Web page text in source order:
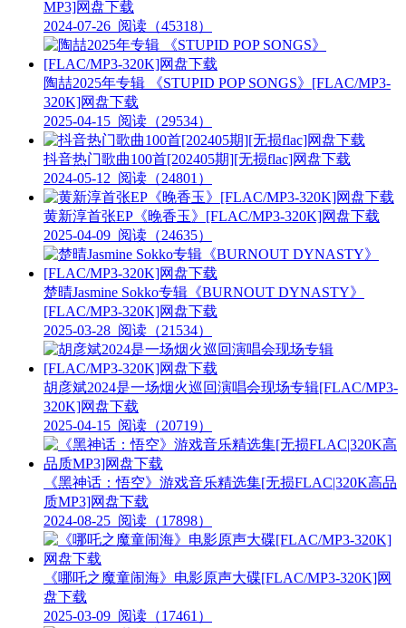
MP3]网盘下载
2024-07-26 阅读（45318）
陶喆2025年专辑 《STUPID POP SONGS》[FLAC/MP3-
320K]网盘下载
2025-04-15 阅读（29534）
抖音热门歌曲100首[202405期][无损flac]网盘下载
2024-05-12 阅读（24801）
黄新淳首张EP《晚香玉》[FLAC/MP3-320K]网盘下载
2025-04-09 阅读（24635）
楚晴Jasmine Sokko专辑《BURNOUT DYNASTY》
[FLAC/MP3-320K]网盘下载
2025-03-28 阅读（21534）
胡彦斌2024是一场烟火巡回演唱会现场专辑[FLAC/MP3-
320K]网盘下载
2025-04-15 阅读（20719）
《黑神话：悟空》游戏音乐精选集[无损FLAC|320K高品
质MP3]网盘下载
2024-08-25 阅读（17898）
《哪吒之魔童闹海》电影原声大碟[FLAC/MP3-320K]网
盘下载
2025-03-09 阅读（17461）